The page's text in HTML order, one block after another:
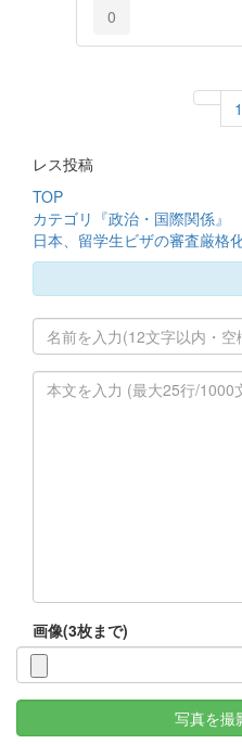
0
1
レス投稿
TOP
カテゴリ『政治・国際関係』
日本、留学生ビザの審査厳格
画像(3枚まで)
写真を撮